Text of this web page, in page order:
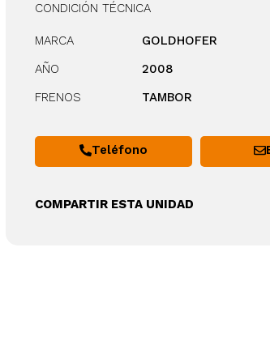
CONDICIÓN TÉCNICA
MARCA
GOLDHOFER
AÑO
2008
FRENOS
TAMBOR
Teléfono
COMPARTIR ESTA UNIDAD